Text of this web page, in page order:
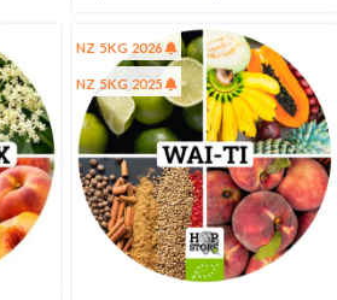
NZ 5KG 2026
NZ 5KG 2025